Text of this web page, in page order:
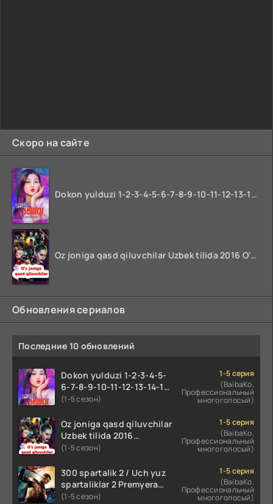
Скоро на сайте
Dokon yulduzi 1-2-3-4-5-6-7-8-9-10-11-12-13-14-15-16-17 Qism Uzbek tilida koreya seryali barcha qismlari o'zbek tilida
Oz joniga qasd qiluvchilar Uzbek tilida 2016 O'zbekcha tarjima kino 720p HD skachat
Обновления сериалов
Последние 10 обновлений
Dokon yulduzi 1-2-3-4-5-
6-7-8-9-10-11-12-13-14-15-
16-17 Qism Uzbek tilida
qismlari o'zbek tilida
(1-5 сезон)
1-5 серия
(BaibaKo,
Профессиональный
многоголосый)
Oz joniga qasd qiluvchilar
Uzbek tilida 2016
O'zbekcha tarjima kino
(1-5 сезон)
1-5 серия
(BaibaKo,
Профессиональный
многоголосый)
300 spartalik 2 / Uch yuz
spartaliklar 2 Premyera
Uzbek tilida 2013
(1-5 сезон)
1-5 серия
(BaibaKo,
Профессиональный
многоголосый)